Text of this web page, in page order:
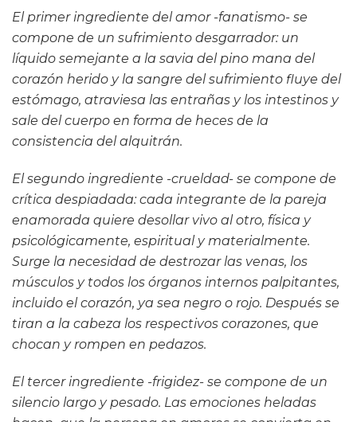
El primer ingrediente del amor -fanatismo- se
compone de un sufrimiento desgarrador: un
líquido semejante a la savia del pino mana del
corazón herido y la sangre del sufrimiento fluye del
estómago, atraviesa las entrañas y los intestinos y
sale del cuerpo en forma de heces de la
consistencia del alquitrán.
El segundo ingrediente -crueldad- se compone de
crítica despiadada: cada integrante de la pareja
enamorada quiere desollar vivo al otro, física y
psicológicamente, espiritual y materialmente.
Surge la necesidad de destrozar las venas, los
músculos y todos los órganos internos palpitantes,
incluido el corazón, ya sea negro o rojo. Después se
tiran a la cabeza los respectivos corazones, que
chocan y rompen en pedazos.
El tercer ingrediente -frigidez- se compone de un
silencio largo y pesado. Las emociones heladas